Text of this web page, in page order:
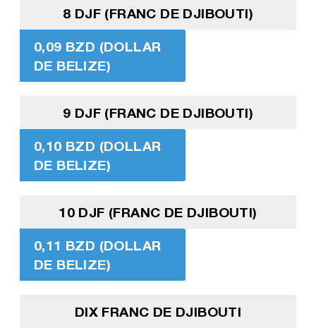
8 DJF (FRANC DE DJIBOUTI)
0,09 BZD (DOLLAR
DE BELIZE)
9 DJF (FRANC DE DJIBOUTI)
0,10 BZD (DOLLAR
DE BELIZE)
10 DJF (FRANC DE DJIBOUTI)
0,11 BZD (DOLLAR
DE BELIZE)
DIX FRANC DE DJIBOUTI